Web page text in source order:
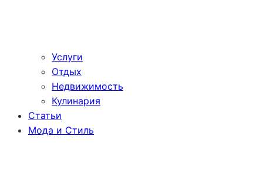
Услуги
Отдых
Недвижимость
Кулинария
Статьи
Мода и Стиль